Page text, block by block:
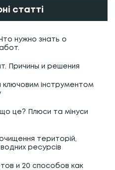
статті
нужно знать о
Причины и решения
ключовим інструментом
це? Плюси та мінуси
територій,
водних ресурсів
и 20 способов как